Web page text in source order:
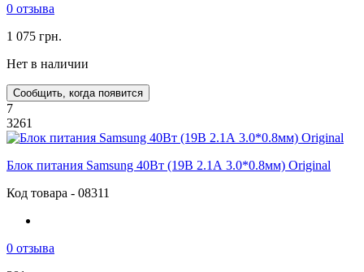
0 отзыва
1 075 грн.
Нет в наличии
Сообщить, когда появится
7
3261
Блок питания Samsung 40Вт (19В 2.1А 3.0*0.8мм) Original
Код товара - 08311
0 отзыва